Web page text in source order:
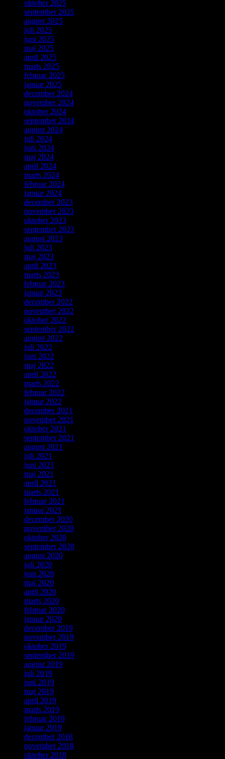
oktober 2025
september 2025
august 2025
juli 2025
juni 2025
maj 2025
april 2025
marts 2025
februar 2025
januar 2025
december 2024
november 2024
oktober 2024
september 2024
august 2024
juli 2024
juni 2024
maj 2024
april 2024
marts 2024
februar 2024
januar 2024
december 2023
november 2023
oktober 2023
september 2023
august 2023
juli 2023
maj 2023
april 2023
marts 2023
februar 2023
januar 2023
december 2022
november 2022
oktober 2022
september 2022
august 2022
juli 2022
juni 2022
maj 2022
april 2022
marts 2022
februar 2022
januar 2022
december 2021
november 2021
oktober 2021
september 2021
august 2021
juli 2021
juni 2021
maj 2021
april 2021
marts 2021
februar 2021
januar 2021
december 2020
november 2020
oktober 2020
september 2020
august 2020
juli 2020
juni 2020
maj 2020
april 2020
marts 2020
februar 2020
januar 2020
december 2019
november 2019
oktober 2019
september 2019
august 2019
juli 2019
juni 2019
maj 2019
april 2019
marts 2019
februar 2019
januar 2019
december 2018
november 2018
oktober 2018